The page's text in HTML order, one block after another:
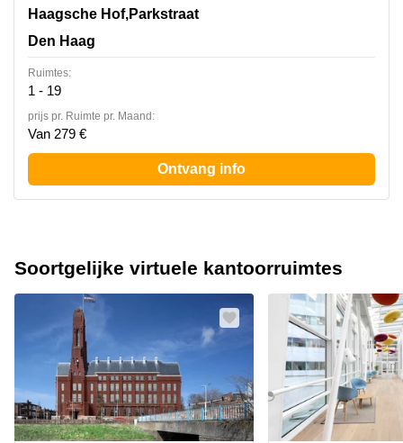
Haagsche Hof,Parkstraat 83, Den Haag
Haagsche Hof,Parkstraat
Den Haag
Ruimtes:
1 - 19
prijs pr. Ruimte pr. Maand:
Van 279 €
Ontvang info
Soortgelijke virtuele kantoorruimtes